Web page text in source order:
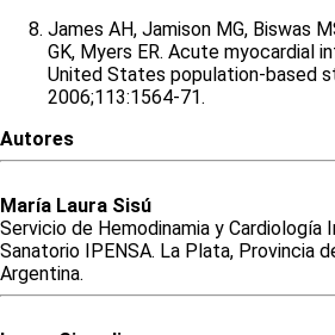
James AH, Jamison MG, Biswas
GK, Myers ER. Acute myocardial
United States population-based
2006;113:1564-71.
Autores
María Laura Sisú
Servicio de Hemodinamia y Cardiología
Sanatorio IPENSA. La Plata, Provincia
Argentina.